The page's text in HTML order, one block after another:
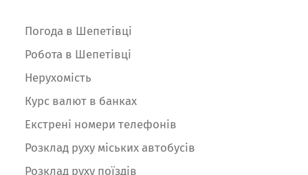
Погода в Шепетівці
Робота в Шепетівці
Нерухомість
Курс валют в банках
Екстрені номери телефонів
Розклад руху міських автобусів
Розклад руху поїздів